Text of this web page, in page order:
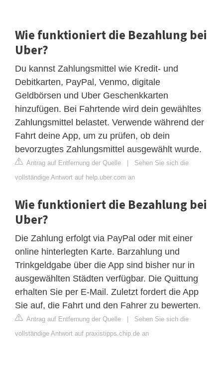
Wie funktioniert die Bezahlung bei
Uber?
Du kannst Zahlungsmittel wie Kredit- und
Debitkarten, PayPal, Venmo, digitale
Geldbörsen und Uber Geschenkkarten
hinzufügen. Bei Fahrtende wird dein gewähltes
Zahlungsmittel belastet. Verwende während der
Fahrt deine App, um zu prüfen, ob dein
bevorzugtes Zahlungsmittel ausgewählt wurde.
Antrag auf Entfernung der Quelle
Sehen Sie sich die
vollständige Antwort auf help.uber.com an
Wie funktioniert die Bezahlung bei
Uber?
Die Zahlung erfolgt via PayPal oder mit einer
online hinterlegten Karte. Barzahlung und
Trinkgeldgabe über die App sind bisher nur in
ausgewählten Städten verfügbar. Die Quittung
erhalten Sie per E-Mail. Zuletzt fordert die App
Sie auf, die Fahrt und den Fahrer zu bewerten.
Antrag auf Entfernung der Quelle
Sehen Sie sich die
vollständige Antwort auf praxistipps.chip.de an